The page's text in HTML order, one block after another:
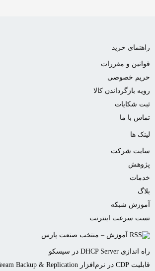
راهنمای خرید
قوانین و مقررات
حریم خصوصی
رویه بازگرداندن کالا
ثبت شکایات
تماس با ما
لینک ها
سایت شرکت
پژوهش
خدمات
بلاگ
آموزش شبکه
تست سرعت اینترنت
آموزش – منتخب صنعت پارس
راه اندازی DHCP Server در سیسکو
قابلیت CDP در نرم‌افزار Veeam Backup & Replication